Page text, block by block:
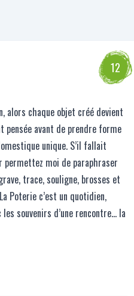
12
alors chaque objet créé devient
pensée avant de prendre forme
unique. S’il fallait
moi de paraphraser
trace, souligne, brosses et
Poterie c’est un quotidien,
souvenirs d’une rencontre… la